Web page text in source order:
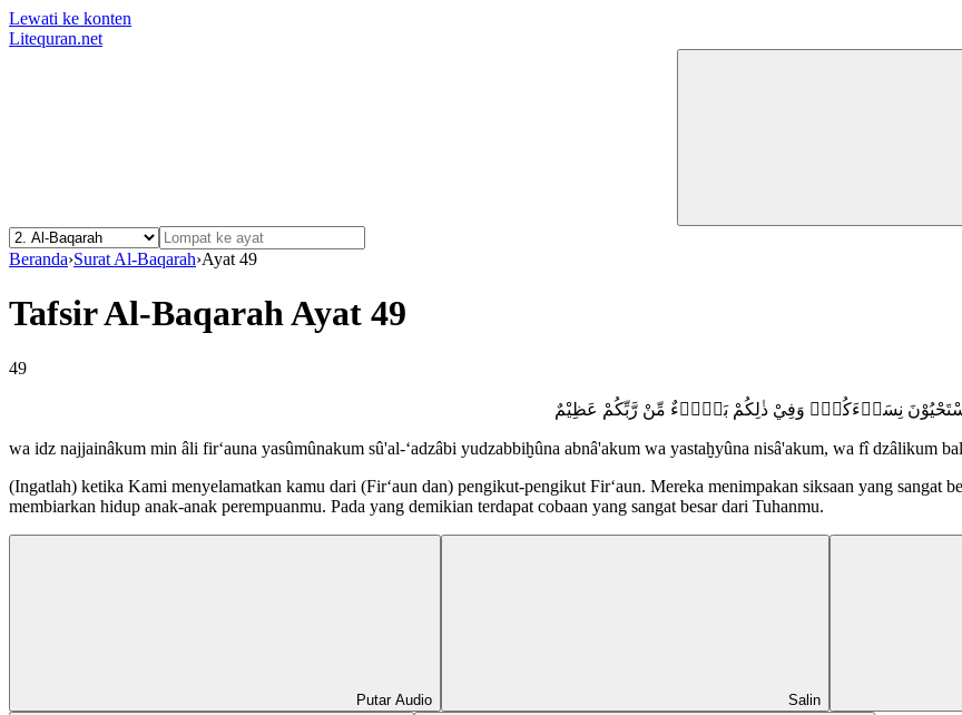
Lewati ke konten
Litequran.net
Beranda›Surat Al-Baqarah›Ayat 49
Tafsir Al-Baqarah Ayat 49
49
وَيَسْتَحْيُوْنَ نِسَاۤءَكُمْۗ وَفِيْ ذٰلِكُمْ بَلَاۤءٌ مِّنْ رَّبِّكُمْ عَظِيْمٌ
wa idz najjainâkum min âli fir‘auna yasûmûnakum sû'al-‘adzâbi yudzabbiḫûna abnâ'akum wa yastaḫyûna nisâ'akum, wa fî dzâlikum
(Ingatlah) ketika Kami menyelamatkan kamu dari (Fir‘aun dan) pengikut-pengikut Fir‘aun. Mereka menimpakan siksaan yang sangat
membiarkan hidup anak-anak perempuanmu. Pada yang demikian terdapat cobaan yang sangat besar dari Tuhanmu.
Putar Audio Salin